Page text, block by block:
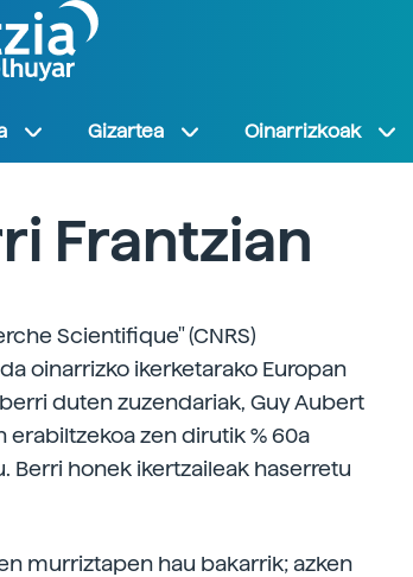
Gizartea Oinarrizkoak
Frantzian
Scientifique" (CNRS)
oinarrizko ikerketarako Europan
duten zuzendariak, Guy Aubert
zen dirutik % 60a
Berri honek ikertzaileak haserretu
murriztapen hau bakarrik; azken